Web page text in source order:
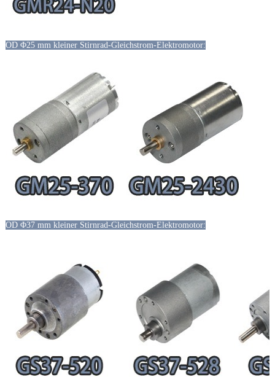
OD Φ25 mm kleiner Stirnrad-Gleichstrom-Elektromotor:
OD Φ37 mm kleiner Stirnrad-Gleichstrom-Elektromotor: